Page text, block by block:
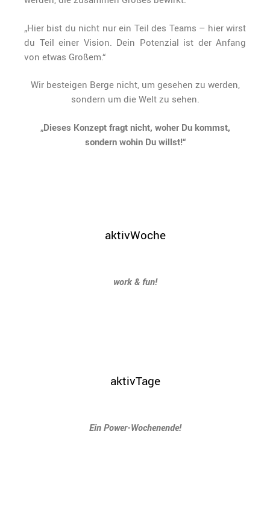
„Hier bist du nicht nur ein Teil des Teams – hier wirst
du Teil einer Vision. Dein Potenzial ist der Anfang
von etwas Großem.“
Wir besteigen Berge nicht, um gesehen zu werden,
sondern um die Welt zu sehen.
„Dieses Konzept fragt nicht, woher Du kommst,
sondern wohin Du willst!“
aktivWoche
work & fun!
aktivTage
Ein Power-Wochenende!